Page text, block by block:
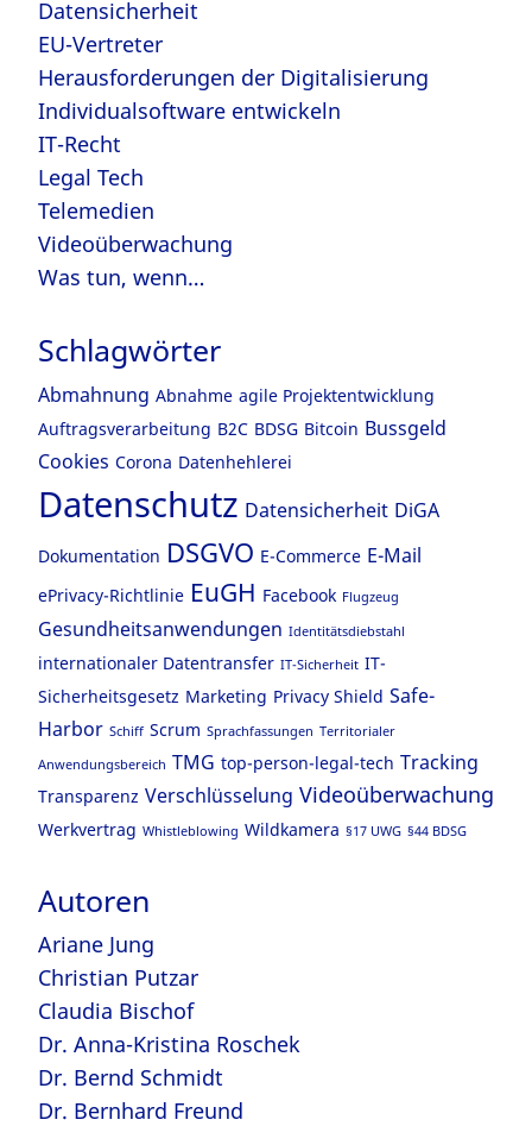
Datensicherheit
EU-Vertreter
Herausforderungen der Digitalisierung
Individualsoftware entwickeln
IT-Recht
Legal Tech
Telemedien
Videoüberwachung
Was tun, wenn…
Schlagwörter
Abmahnung Abnahme agile Projektentwicklung
Auftragsverarbeitung B2C BDSG Bitcoin Bussgeld
Cookies Corona Datenhehlerei
Datenschutz Datensicherheit DiGA
Dokumentation DSGVO E-Commerce E-Mail
ePrivacy-Richtlinie EuGH Facebook Flugzeug
Gesundheitsanwendungen Identitätsdiebstahl
internationaler Datentransfer IT-Sicherheit IT-
Sicherheitsgesetz Marketing Privacy Shield Safe-
Harbor Schiff Scrum Sprachfassungen Territorialer
Anwendungsbereich TMG top-person-legal-tech Tracking
Transparenz Verschlüsselung Videoüberwachung
Werkvertrag Whistleblowing Wildkamera §17 UWG §44 BDSG
Autoren
Ariane Jung
Christian Putzar
Claudia Bischof
Dr. Anna-Kristina Roschek
Dr. Bernd Schmidt
Dr. Bernhard Freund